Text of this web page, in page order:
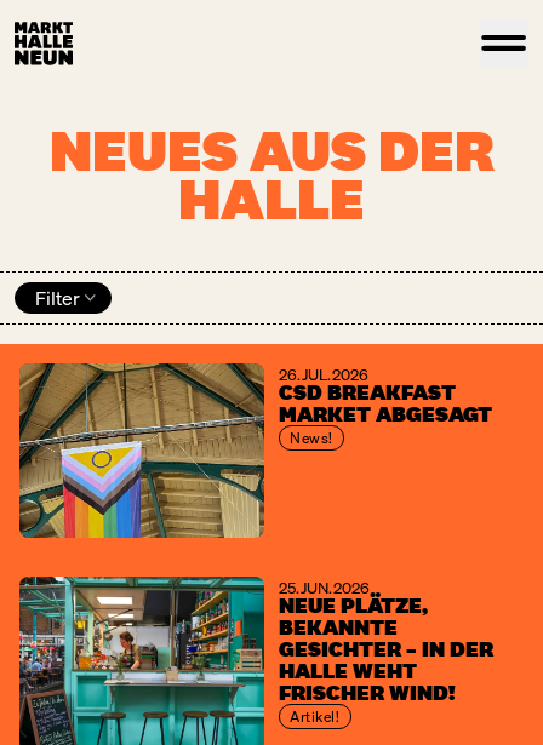
NEUES AUS DER
HALLE
Filter
26. JUL. 2026
CSD BREAKFAST
MARKET ABGESAGT
News!
25. JUN. 2026
NEUE PLÄTZE,
BEKANNTE
GESICHTER – IN DER
HALLE WEHT
FRISCHER WIND!
Artikel!